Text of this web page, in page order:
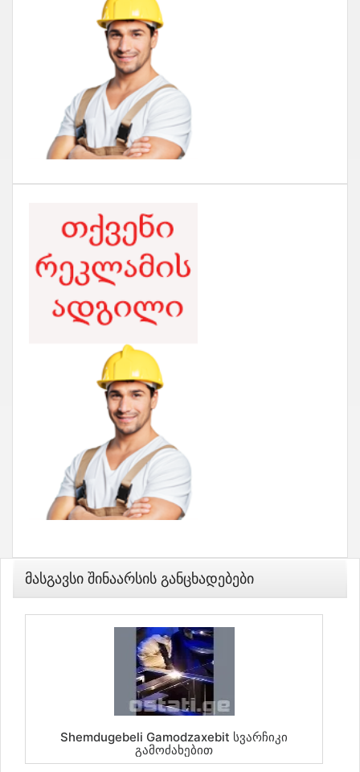
Მასგავსი Შინაარსის Განცხადებები
Shemdugebeli Gamodzaxebit Სვარჩიკი
Გამოძახებით